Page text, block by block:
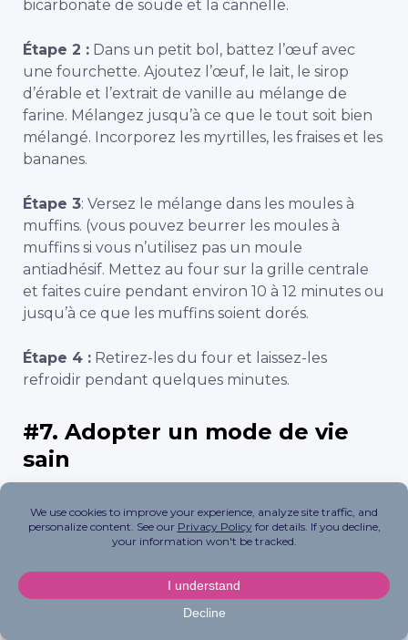
bicarbonate de soude et la cannelle.
Étape 2 : Dans un petit bol, battez l’œuf avec
une fourchette. Ajoutez l’œuf, le lait, le sirop
d’érable et l’extrait de vanille au mélange de
farine. Mélangez jusqu’à ce que le tout soit bien
mélangé. Incorporez les myrtilles, les fraises et les
bananes.
Étape 3: Versez le mélange dans les moules à
muffins. (vous pouvez beurrer les moules à
muffins si vous n’utilisez pas un moule
antiadhésif. Mettez au four sur la grille centrale
et faites cuire pendant environ 10 à 12 minutes ou
jusqu’à ce que les muffins soient dorés.
Étape 4 : Retirez-les du four et laissez-les
refroidir pendant quelques minutes.
#7. Adopter un mode de vie
sain
les implique dans le processus, dit Krystina Cook.
Il peut s’agir de m’accompagner pour effectuer
ferme à la table”, de s’occuper des animaux
pendant que nous gérons notre entreprise au